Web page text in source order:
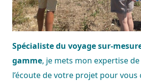
Spécialiste du voyage sur-
gamme, je mets mon expertise
l’écoute de votre projet pour